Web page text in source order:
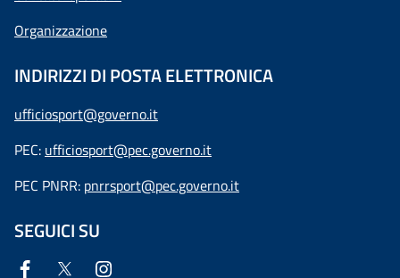
Organizzazione
INDIRIZZI DI POSTA ELETTRONICA
ufficiosport@governo.it
PEC: ufficiosport@pec.governo.it
PEC PNRR: pnrrsport@pec.governo.it
SEGUICI SU